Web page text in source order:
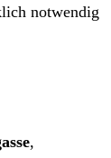
notwendig
,